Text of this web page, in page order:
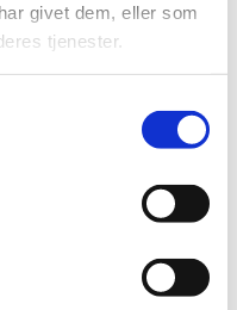
givet dem, eller som
tjenester.